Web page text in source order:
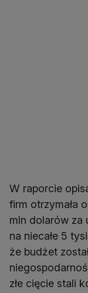
W raporcie
firm otrzymała
mln dolarów za
na niecałe 5
że budżet
złe cięcie stali